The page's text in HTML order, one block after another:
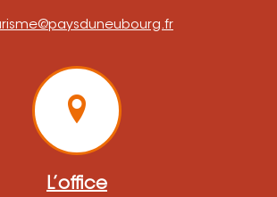
L’office